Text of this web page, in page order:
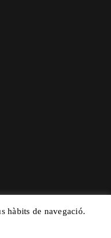
hàbits de navegació.